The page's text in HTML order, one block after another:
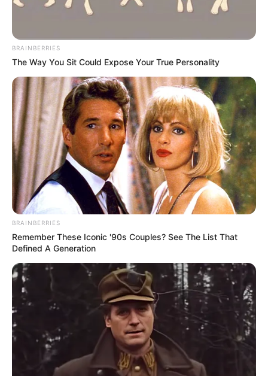
BRAINBERRIES
The Way You Sit Could Expose Your True Personality
BRAINBERRIES
Remember These Iconic '90s Couples? See The List That
Defined A Generation